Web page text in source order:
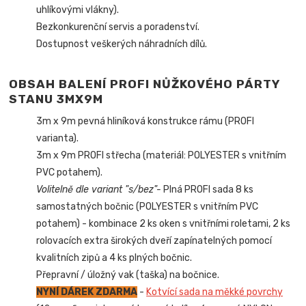
uhlíkovými vlákny).
Bezkonkurenční servis a poradenství.
Dostupnost veškerých náhradních dílů.
OBSAH BALENÍ PROFI NŮŽKOVÉHO PÁRTY
STANU 3MX9M
3m x 9m pevná hliníková konstrukce rámu (PROFI
varianta).
3m x 9m PROFI střecha (materiál: POLYESTER s vnitřním
PVC potahem).
Volitelně dle variant "s/bez"- Plná PROFI sada 8 ks
samostatných bočnic (POLYESTER s vnitřním PVC
potahem) - kombinace 2 ks oken s vnitřními roletami, 2 ks
rolovacích extra širokých dveří zapínatelných pomocí
kvalitních zipů a 4 ks plných bočnic.
Přepravní / úložný vak (taška) na bočnice.
NYNÍ DÁREK ZDARMA - Kotvící sada na měkké povrchy